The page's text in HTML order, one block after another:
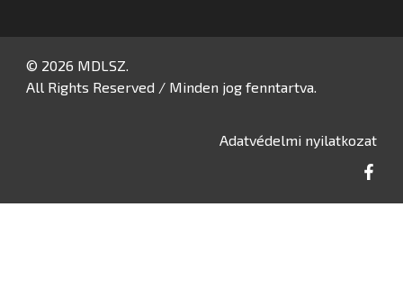
© 2026 MDLSZ.
All Rights Reserved / Minden jog fenntartva.
Adatvédelmi nyilatkozat